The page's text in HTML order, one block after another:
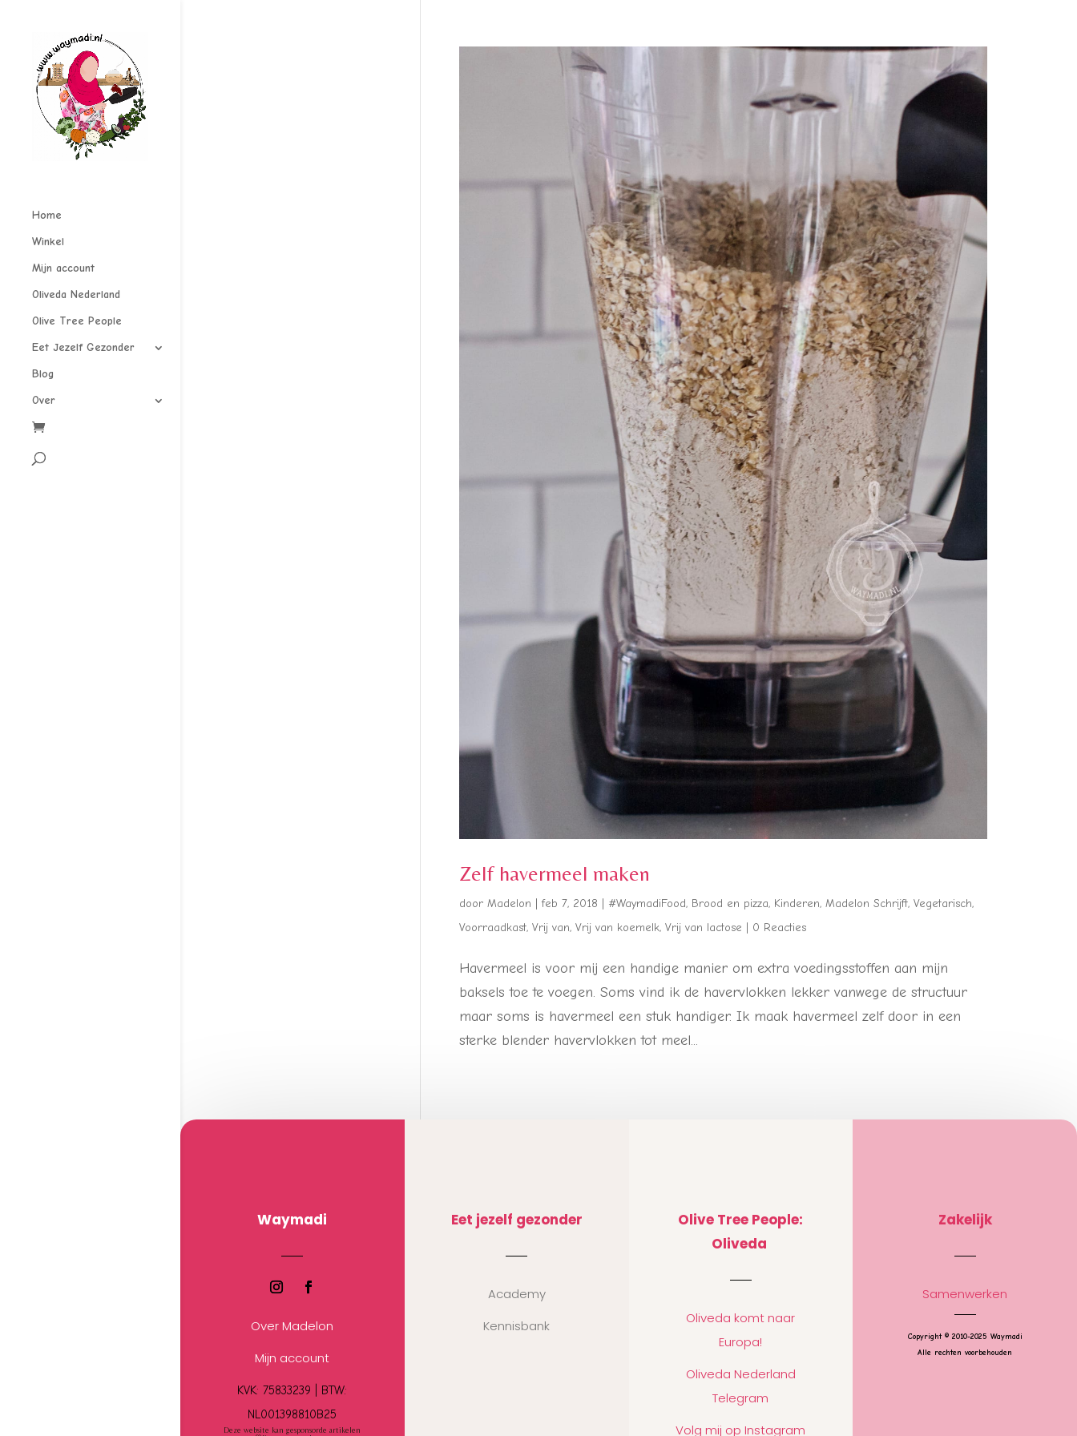
Home
Winkel
Mijn account
Oliveda Nederland
Olive Tree People
Eet Jezelf Gezonder
Blog
Over
Zelf havermeel maken
doorMadelon |feb 7, 2018 #WaymadiFood, Brood en pizza, Kinderen,Madelon Schrijft,Vegetarisch,
Voorraadkast,Vrij van,Vrij van koemelk,Vrij van lactose 0 Reacties
Havermeel is voor mij een handige manier om extra voedingsstoffen aan mijn
baksels toe te voegen. Soms vind ik de havervlokken lekker vanwege de structuur
maar soms is havermeel een stuk handiger. Ik maak havermeel zelf door in een
sterke blender havervlokken tot meel...
Waymadi
Over Madelon
Mijn account
KVK: 75833239 | BTW:
NL001398810B25
Deze website kan gesponsorde artikelen
Eet jezelf gezonder
Academy
Kennisbank
Olive Tree People:
Oliveda
Oliveda komt naar
Europa!
Oliveda Nederland
Telegram
Volg mij op Instagram
Zakelijk
Samenwerken
Copyright © 2010-2025 Waymadi
Alle rechten voorbehouden